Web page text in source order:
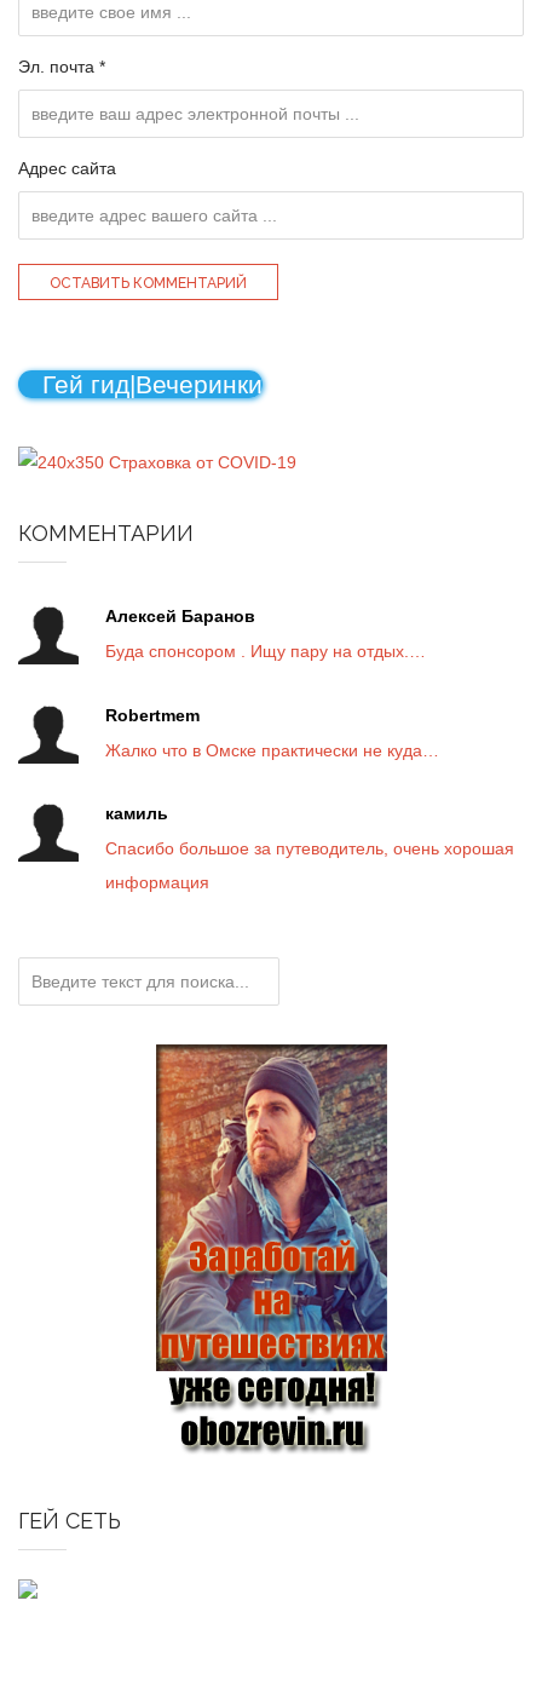
Эл. почта *
Адрес сайта
Гей гид|Вечеринки
КОММЕНТАРИИ
Алексей Баранов
Буда спонсором . Ищу пару на отдых.…
Robertmem
Жалко что в Омске практически не куда…
камиль
Спасибо большое за путеводитель, очень хорошая
информация
ГЕЙ СЕТЬ